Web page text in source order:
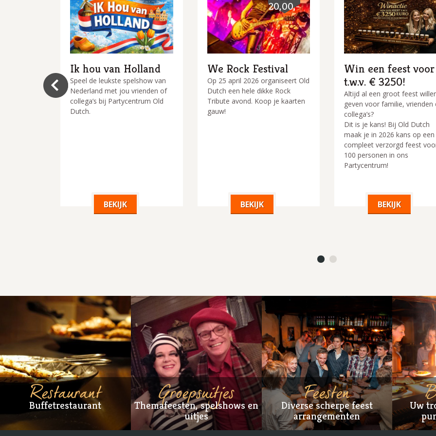
Ik hou van Holland
Speel de leukste spelshow van
Nederland met jou vrienden of
collega’s bij Partycentrum Old
Dutch.
BEKIJK
20,00,-
We Rock Festival
Op 25 april 2026 organiseert Old
Dutch een hele dikke Rock
Tribute avond. Koop je kaarten
gauw!
BEKIJK
Win een feest voor
t.w.v. € 3250!
Altijd al een groot feest
geven voor familie, vrienden
collega’s?
Dit is je kans! Bij Old Dutch
maak je in 2026 kans op een
compleet verzorgd feest
100 personen in ons
Partycentrum!
BEKIJK
Restaurant
Buffetrestaurant Groepsuitjes
Themafeesten, spelshows en
uitjes
Feesten
Diverse scherpe feest
arrangementen
Uw